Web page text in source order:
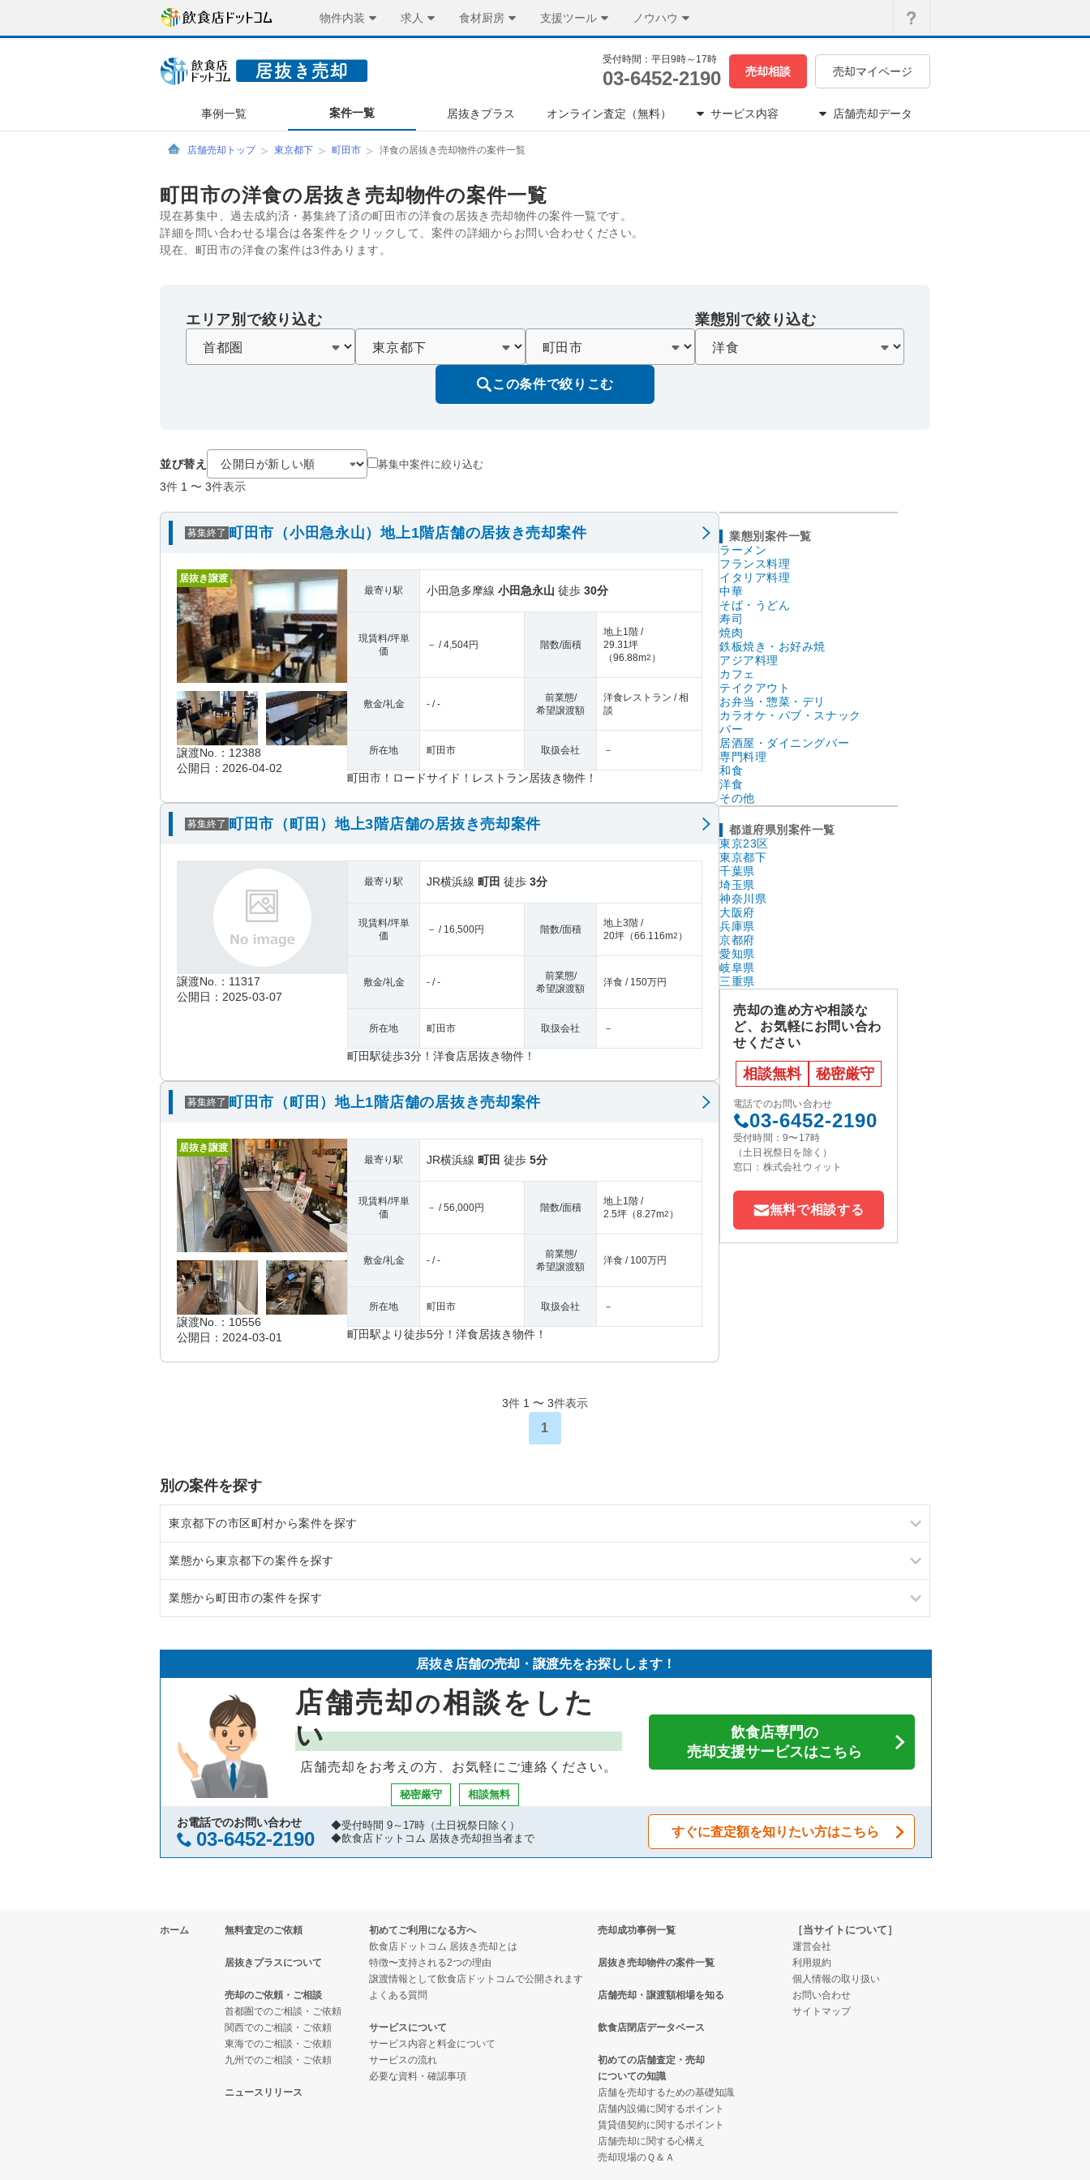
物件内装 求人 食材厨房 支援ツール ノウハウ
受付時間：平日9時～17時
03-6452-2190 売却相談 売却マイページ
事例一覧 案件一覧 居抜きプラス オンライン査定（無料） サービス内容 店舗売却データ
店舗売却トップ 東京都下 町田市 洋食の居抜き売却物件の案件一覧
町田市の洋食の居抜き売却物件の案件一覧
現在募集中、過去成約済・募集終了済の町田市の洋食の居抜き売却物件の案件一覧です。
詳細を問い合わせる場合は各案件をクリックして、案件の詳細からお問い合わせください。
現在、町田市の洋食の案件は3件あります。
エリア別で絞り込む 業態別で絞り込む
この条件で絞りこむ
並び替え 募集中案件に絞り込む
3件 1 〜 3件表示
募集終了 町田市（小田急永山）地上1階店舗の居抜き売却案件
居抜き譲渡
譲渡No.：12388
公開日：2026-04-02
最寄り駅 小田急多摩線 小田急永山 徒歩 30分
現賃料/坪単
価
－ / 4,504円 階数/面積
地上1階 /
29.31坪
（96.88m2 ）
敷金/礼金 - / -
前業態/
希望譲渡額
洋食レストラン / 相
談
所在地 町田市 取扱会社 －
町田市！ロードサイド！レストラン居抜き物件！
募集終了 町田市（町田）地上3階店舗の居抜き売却案件
譲渡No.：11317
公開日：2025-03-07
最寄り駅 JR横浜線 町田 徒歩 3分
現賃料/坪単
価
－ / 16,500円 階数/面積
地上3階 /
20坪 （66.116m2 ）
敷金/礼金 - / -
前業態/
希望譲渡額
洋食 / 150万円
所在地 町田市 取扱会社 －
町田駅徒歩3分！洋食店居抜き物件！
募集終了 町田市（町田）地上1階店舗の居抜き売却案件
居抜き譲渡
譲渡No.：10556
公開日：2024-03-01
最寄り駅 JR横浜線 町田 徒歩 5分
現賃料/坪単
価
－ / 56,000円 階数/面積
地上1階 /
2.5坪 （8.27m2 ）
敷金/礼金 - / -
前業態/
希望譲渡額
洋食 / 100万円
所在地 町田市 取扱会社 －
町田駅より徒歩5分！洋食居抜き物件！
業態別案件一覧
ラーメン
フランス料理
イタリア料理
中華
そば・うどん
寿司
焼肉
鉄板焼き・お好み焼
アジア料理
カフェ
テイクアウト
お弁当・惣菜・デリ
カラオケ・パブ・スナック
バー
居酒屋・ダイニングバー
専門料理
和食
洋食
その他
都道府県別案件一覧
東京23区
東京都下
千葉県
埼玉県
神奈川県
大阪府
兵庫県
京都府
愛知県
岐阜県
三重県
売却の進め方や相談な
ど、お気軽にお問い合わ
せください
相談無料 秘密厳守
電話でのお問い合わせ
03-6452-2190
受付時間：9〜17時
（土日祝祭日を除く）
窓口：株式会社ウィット
無料で相談する
3件 1 〜 3件表示
1
別の案件を探す
東京都下の市区町村から案件を探す
調布市の飲食店の居抜き売却物件の案件一覧
八王子市の飲食店の居抜き売却物件の案件一覧
立川市の飲食店の居抜き売却物件の案件一覧
町田市の飲食店の居抜き売却物件の案件一覧
東村山市の飲食店の居抜き売却物件の案件一覧
国立市の飲食店の居抜き売却物件の案件一覧
小金井市の飲食店の居抜き売却物件の案件一覧
府中市の飲食店の居抜き売却物件の案件一覧
昭島市の飲食店の居抜き売却物件の案件一覧
稲城市の飲食店の居抜き売却物件の案件一覧
三鷹市の飲食店の居抜き売却物件の案件一覧
清瀬市の飲食店の居抜き売却物件の案件一覧
小平市の飲食店の居抜き売却物件の案件一覧
業態から東京都下の案件を探す
東京都下のラーメンの居抜き売却物件の案件一覧
東京都下のイタリア料理の居抜き売却物件の案件一覧
東京都下の中華の居抜き売却物件の案件一覧
東京都下のそば・うどんの居抜き売却物件の案件一覧
東京都下の寿司の居抜き売却物件の案件一覧
東京都下の焼肉の居抜き売却物件の案件一覧
東京都下の鉄板焼き・お好み焼の居抜き売却物件の案件一覧
東京都下のカフェの居抜き売却物件の案件一覧
東京都下のテイクアウトの居抜き売却物件の案件一覧
東京都下のお弁当・惣菜・デリの居抜き売却物件の案件一覧
東京都下のカラオケ・パブ・スナックの居抜き売却物件の案件一覧
東京都下のバーの居抜き売却物件の案件一覧
業態から町田市の案件を探す
町田市のイタリア料理の居抜き売却物件の案件一覧
町田市の中華の居抜き売却物件の案件一覧
町田市の鉄板焼き・お好み焼の居抜き売却物件の案件一覧
町田市のアジア料理の居抜き売却物件の案件一覧
町田市のカフェの居抜き売却物件の案件一覧
町田市のテイクアウトの居抜き売却物件の案件一覧
町田市のバーの居抜き売却物件の案件一覧
町田市の居酒屋・ダイニングバーの居抜き売却物件の案件一覧
町田市の洋食の居抜き売却物件の案件一覧
町田市のその他の居抜き売却物件の案件一覧
居抜き店舗の売却・譲渡先をお探しします！
店舗売却の相談をした
い
店舗売却をお考えの方、お気軽にご連絡ください。
秘密厳守 相談無料
飲食店専門の
売却支援サービスはこちら
お電話でのお問い合わせ
03-6452-2190
◆受付時間 9～17時（土日祝祭日除く）
◆飲食店ドットコム 居抜き売却担当者まで
すぐに査定額を知りたい方はこちら
ホーム 無料査定のご依頼
居抜きプラスについて
売却のご依頼・ご相談
首都圏でのご相談・ご依頼
関西でのご相談・ご依頼
東海でのご相談・ご依頼
九州でのご相談・ご依頼
ニュースリリース
初めてご利用になる方へ
飲食店ドットコム 居抜き売却とは
特徴〜支持される2つの理由
譲渡情報として飲食店ドットコムで公開されます
よくある質問
サービスについて
サービス内容と料金について
サービスの流れ
必要な資料・確認事項
売却成功事例一覧
居抜き売却物件の案件一覧
店舗売却・譲渡額相場を知る
飲食店閉店データベース
初めての店舗査定・売却
についての知識
店舗を売却するための基礎知識
店舗内設備に関するポイント
賃貸借契約に関するポイント
店舗売却に関する心構え
売却現場のＱ＆Ａ
［当サイトについて］
運営会社
利用規約
個人情報の取り扱い
お問い合わせ
サイトマップ